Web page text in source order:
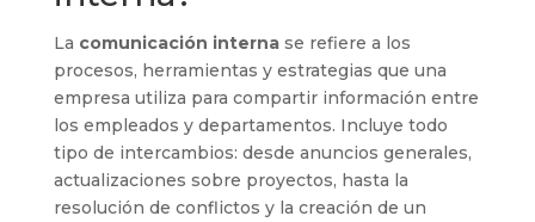
La comunicación internase refiere a los
procesos, herramientas y estrategias que una
empresa utiliza para compartir información entre
los empleados y departamentos. Incluye todo
tipo de intercambios: desde anuncios generales,
actualizaciones sobre proyectos, hasta la
resolución de conflictos y la creación de un